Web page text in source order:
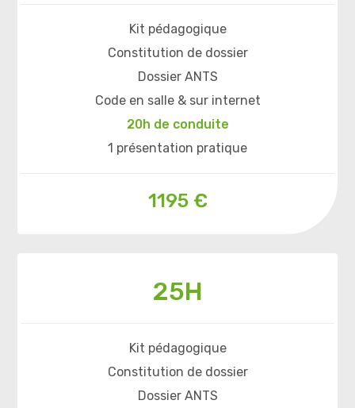
Kit pédagogique
Constitution de dossier
Dossier ANTS
Code en salle & sur internet
20h de conduite
1 présentation pratique
1195 €
25H
Kit pédagogique
Constitution de dossier
Dossier ANTS